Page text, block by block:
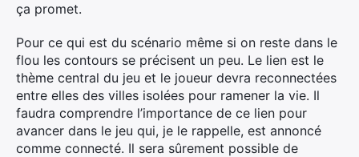
ça promet.
Pour ce qui est du scénario même si on reste dans le
flou les contours se précisent un peu. Le lien est le
thème central du jeu et le joueur devra reconnectées
entre elles des villes isolées pour ramener la vie. Il
faudra comprendre l’importance de ce lien pour
avancer dans le jeu qui, je le rappelle, est annoncé
comme connecté. Il sera sûrement possible de